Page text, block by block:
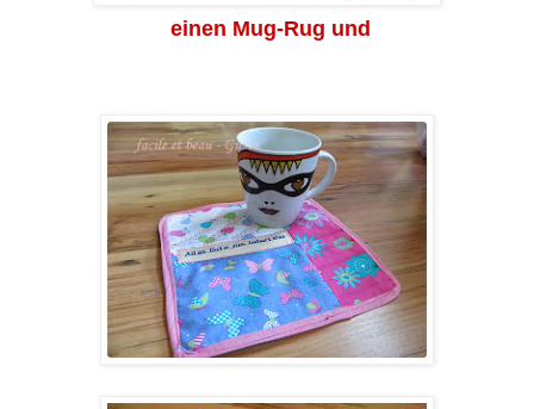
einen Mug-Rug und